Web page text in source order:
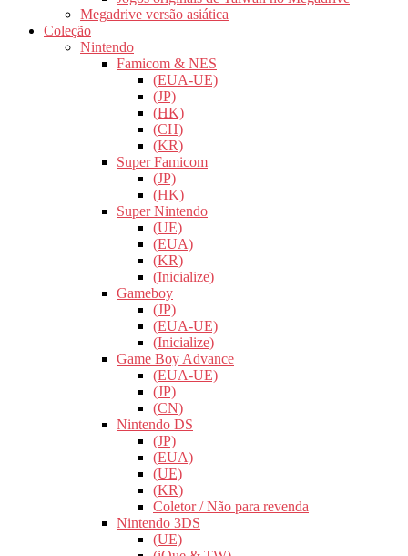
Megadrive versão asiática
Coleção
Nintendo
Famicom & NES
(EUA-UE)
(JP)
(HK)
(CH)
(KR)
Super Famicom
(JP)
(HK)
Super Nintendo
(UE)
(EUA)
(KR)
(Inicialize)
Gameboy
(JP)
(EUA-UE)
(Inicialize)
Game Boy Advance
(EUA-UE)
(JP)
(CN)
Nintendo DS
(JP)
(EUA)
(UE)
(KR)
Coletor / Não para revenda
Nintendo 3DS
(UE)